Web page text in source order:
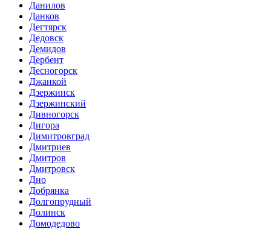
Данилов
Данков
Дегтярск
Дедовск
Демидов
Дербент
Десногорск
Джанкой
Дзержинск
Дзержинский
Дивногорск
Дигора
Димитровград
Дмитриев
Дмитров
Дмитровск
Дно
Добрянка
Долгопрудный
Долинск
Домодедово